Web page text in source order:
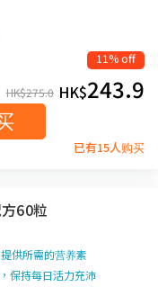
11% off
HK$275.0 HK$243.9
已有15人购买
60粒
供所需的营养素
保持每日活力充沛